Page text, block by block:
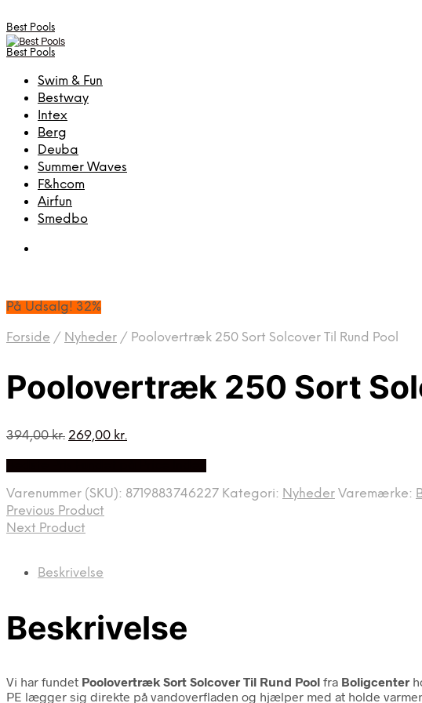
Best Pools
Best Pools
Swim & Fun
Bestway
Intex
Berg
Deuba
Summer Waves
F&hcom
Airfun
Smedbo
På Udsalg! 32%
Forside / Nyheder / Poolovertræk 250 Sort Solcover Til Rund Pool
Poolovertræk 250 Sort
394,00kr. Den
394,00 kr..
269,00 kr.
269,00 kr..
Varenummer (SKU): 8719883746227 Kategori: Nyheder Varemærke:
Previous Product
Next Product
Beskrivelse
Beskrivelse
Vi har fundet Poolovertræk Sort Solcover Til Rund Pool fra Boligcenter
PE lægger sig direkte på vandoverfladen og hjælper med at holde